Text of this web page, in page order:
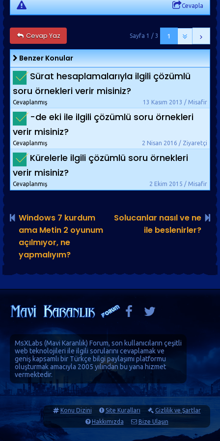
noktasına doğru olan bir vektör çizilir, böylece iki
vektör birbirinden çıkarılmış olur.
Cevapla
Cevap Yaz 1
Sayfa 1 / 3
Benzer Konular
Sürat hesaplamalarıyla ilgili çözümlü
soru örnekleri verir misiniz?
13 Kasım 2013 / Misafir
Cevaplanmış
-de eki ile ilgili çözümlü soru örnekleri
verir misiniz?
2 Nisan 2016 / Ziyaretçi
Cevaplanmış
Kürelerle ilgili çözümlü soru örnekleri
verir misiniz?
2 Ekim 2015 / Misafir
Cevaplanmış
Windows 7 kurdum
ama Metin 2 oyunum
açılmıyor, ne
yapmalıyım?
Solucanlar nasıl ve ne
ile beslenirler?
MsXLabs (Mavi Karanlık) Forum, son kullanıcıların çeşitli
web teknolojileri ile ilgili sorularını cevaplamak ve
geniş kapsamlı bir Türkçe bilgi paylaşımı platformu
oluşturmak amacıyla 2005 yılından bu yana hizmet
vermektedir.
Konu Dizini Site Kuralları
Gizlilik ve Şartlar
Hakkımızda
Bize Ulaşın